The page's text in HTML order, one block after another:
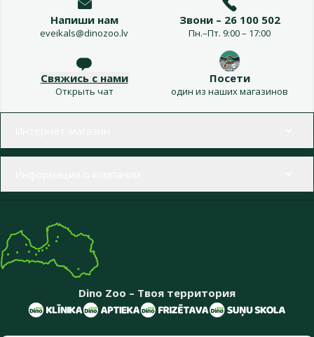
Напиши нам
eveikals@dinozoo.lv
Звони – 26 100 502
Пн.–Пт. 9:00 – 17:00
Свяжись с нами
Открыть чат
Посети
один из наших магазинов
Dino Zoo – Твоя территория